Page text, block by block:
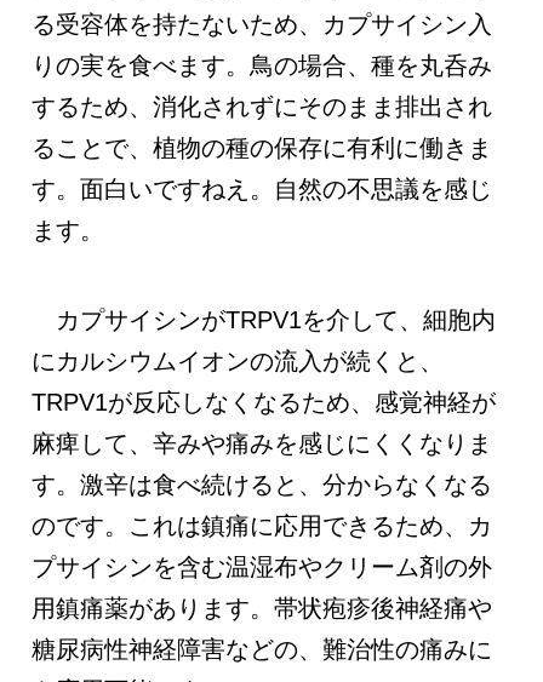
る受容体を持たないため、カプサイシン入
りの実を食べます。鳥の場合、種を丸呑み
するため、消化されずにそのまま排出され
ることで、植物の種の保存に有利に働きま
す。面白いですねえ。自然の不思議を感じ
ます。
カプサイシンがTRPV1を介して、細胞内
にカルシウムイオンの流入が続くと、
TRPV1が反応しなくなるため、感覚神経が
麻痺して、辛みや痛みを感じにくくなりま
す。激辛は食べ続けると、分からなくなる
のです。これは鎮痛に応用できるため、カ
プサイシンを含む温湿布やクリーム剤の外
用鎮痛薬があります。帯状疱疹後神経痛や
糖尿病性神経障害などの、難治性の痛みに